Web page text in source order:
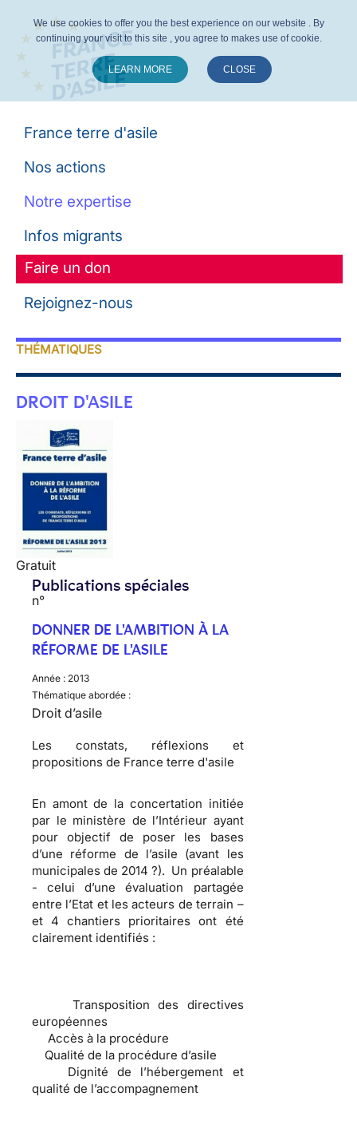
France terre d'asile
Nos actions
Notre expertise
Infos migrants
Faire un don
Rejoignez-nous
THÉMATIQUES
DROIT D'ASILE
Gratuit
Publications spéciales
n°
DONNER DE L'AMBITION À LA
RÉFORME DE L'ASILE
Année : 2013
Thématique abordée :
Droit d’asile
Les constats, réflexions et
propositions de France terre d'asile
En amont de la concertation initiée
par le ministère de l’Intérieur ayant
pour objectif de poser les bases
d’une réforme de l’asile (avant les
municipales de 2014 ?). Un préalable
- celui d’une évaluation partagée
entre l’Etat et les acteurs de terrain –
et 4 chantiers prioritaires ont été
clairement identifiés :
Transposition des directives
européennes
Accès à la procédure
Qualité de la procédure d’asile
Dignité de l’hébergement et
qualité de l’accompagnement
We use cookies to offer you the best experience on our website . By
continuing your visit to this site , you agree to makes use of cookie.
LEARN MORE CLOSE